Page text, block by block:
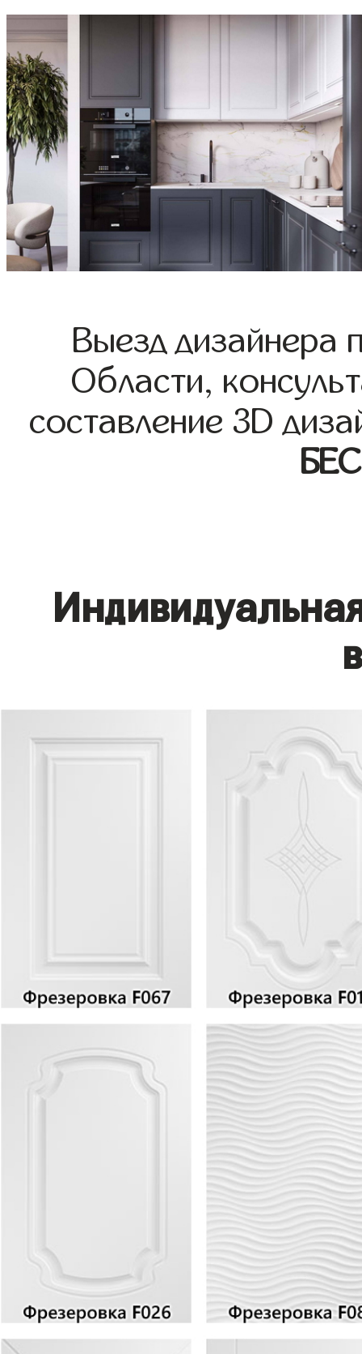
Выезд дизайнера
Области,
составление 3D